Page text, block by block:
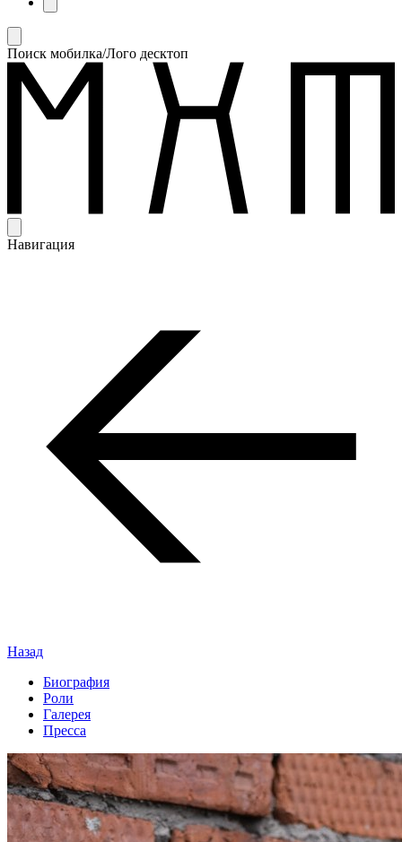
Поиск мобилка/Лого десктоп
Навигация
Назад
Биография
Роли
Галерея
Пресса